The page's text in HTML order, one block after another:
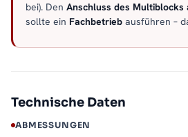
bei). Den Anschluss des
sollte ein Fachbetrieb ausführen –
Technische Daten
ABMESSUNGEN